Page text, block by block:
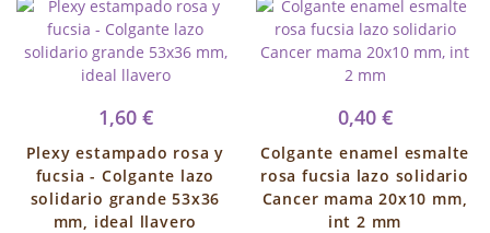
1,60 €
Plexy estampado rosa y
fucsia - Colgante lazo
solidario grande 53x36
mm, ideal llavero
0,40 €
Colgante enamel esmalte
rosa fucsia lazo solidario
Cancer mama 20x10 mm,
int 2 mm